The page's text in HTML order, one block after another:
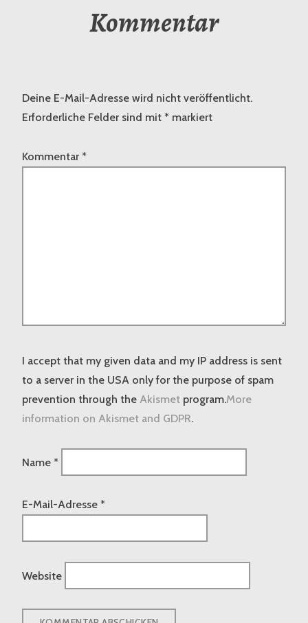
Kommentar
Deine E-Mail-Adresse wird nicht veröffentlicht.
Erforderliche Felder sind mit * markiert
Kommentar *
I accept that my given data and my IP address is sent
to a server in the USA only for the purpose of spam
prevention through the Akismet program.More
information on Akismet and GDPR.
Name *
E-Mail-Adresse *
Website